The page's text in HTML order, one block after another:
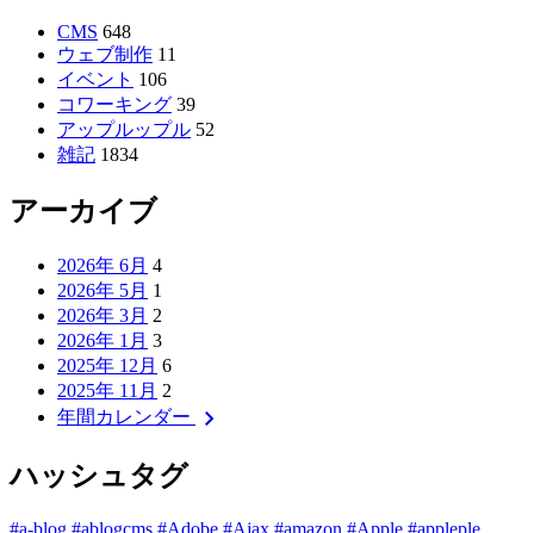
CMS 648
ウェブ制作 11
イベント 106
コワーキング 39
アップルップル 52
雑記 1834
アーカイブ
2026年 6月 4
2026年 5月 1
2026年 3月 2
2026年 1月 3
2025年 12月 6
2025年 11月 2
年間カレンダー
chevron_right
ハッシュタグ
#a-blog #ablogcms #Adobe #Ajax #amazon #Apple #appleple